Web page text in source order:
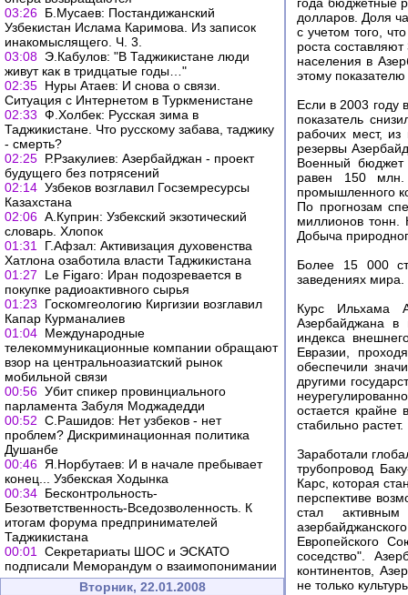
03:26 Б.Мусаев: Постандижанский
Узбекистан Ислама Каримова. Из записок
инакомыслящего. Ч. 3.
03:08 Э.Кабулов: "В Таджикистане люди
живут как в тридцатые годы…"
02:35 Нуры Атаев: И снова о связи.
Ситуация с Интернетом в Туркменистане
02:33 Ф.Холбек: Русская зима в
Таджикистане. Что русскому забава, таджику
- смерть?
02:25 Р.Рзакулиев: Азербайджан - проект
будущего без потрясений
02:14 Узбеков возглавил Госземресурсы
Казахстана
02:06 А.Куприн: Узбекский экзотический
словарь. Хлопок
01:31
Г.Афзал: Активизация духовенства
Хатлона озаботила власти Таджикистана
01:27
Le Figaro: Иран подозревается в
покупке радиоактивного сырья
01:23
Госкомгеологию Киргизии возглавил
Капар Курманалиев
01:04 Международные
телекоммуникационные компании обращают
взор на центральноазиатский рынок
мобильной связи
00:56 Убит спикер провинциального
парламента Забуля Моджадедди
00:52 С.Рашидов: Нет узбеков - нет
проблем? Дискриминационная политика
Душанбе
00:46 Я.Норбутаев: И в начале пребывает
конец... Узбекская Ходынка
00:34 Бесконтрольность-
Безответственность-Вседозволенность. К
итогам форума предпринимателей
Таджикистана
00:01
Секретариаты ШОС и ЭСКАТО
подписали Меморандум о взаимопонимании
Вторник, 22.01.2008
долларов. Доля
с учетом того,
роста
населения в
этому
Если в 2003 году
показатель
рабочих мест,
резервы
Военный бюджет
равен 150 млн.
промышленного
По прогнозам
миллионов тонн.
Добыча
Более 15 000
заведениях
Курс Ильхама
Азербайджана в
индекса
Евразии,
обеспечили
другими
остается крайне
стабильно растет.
Заработали
трубопровод
Карс, которая
перспективе
стал
Европейского
соседство".
континентов,
не только